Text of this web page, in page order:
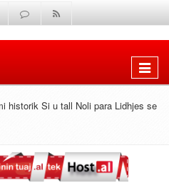
Shfaq
historik Si u tall Noli para Lidhjes se